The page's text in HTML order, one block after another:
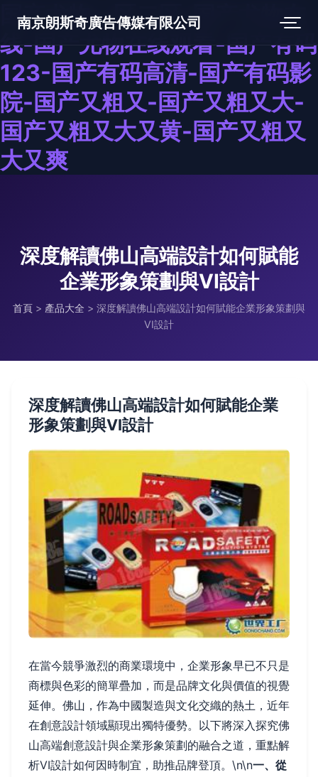
国产尤物一区二区-国产尤物在
线-国产尤物在线观看-国产有码
123-国产有码高清-国产有码影
院-国产又粗又-国产又粗又大-
国产又粗又大又黄-国产又粗又
大又爽
南京朗斯奇廣告傳媒有限公司
深度解讀佛山高端設計如何賦能
企業形象策劃與VI設計
首頁 > 產品大全 > 深度解讀佛山高端設計如何賦能企業形象策劃與
VI設計
深度解讀佛山高端設計如何賦能企業
形象策劃與VI設計
在當今競爭激烈的商業環境中，企業形象早已不只是
商標與色彩的簡單疊加，而是品牌文化與價值的視覺
延伸。佛山，作為中國製造與文化交織的熱土，近年
在創意設計領域顯現出獨特優勢。以下將深入探究佛
山高端創意設計與企業形象策劃的融合之道，重點解
析VI設計如何因時制宜，助推品牌登頂。\n\n一、從